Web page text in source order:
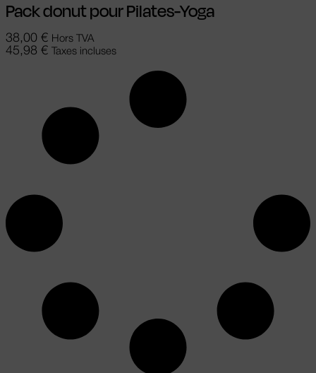
Pack donut pour Pilates-Yoga
38,00 € Hors TVA
45,98 € Taxes incluses